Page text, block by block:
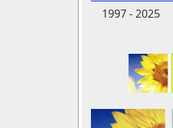
1997 - 2025